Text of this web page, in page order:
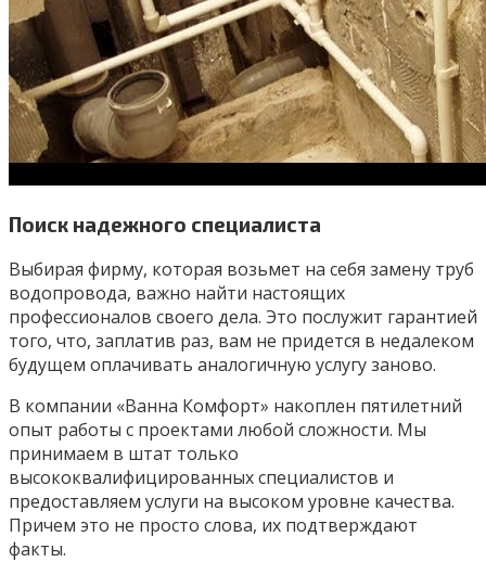
Поиск надежного специалиста
Выбирая фирму, которая возьмет на себя замену труб
водопровода, важно найти настоящих
профессионалов своего дела. Это послужит гарантией
того, что, заплатив раз, вам не придется в недалеком
будущем оплачивать аналогичную услугу заново.
В компании «Ванна Комфорт» накоплен пятилетний
опыт работы с проектами любой сложности. Мы
принимаем в штат только
высококвалифицированных специалистов и
предоставляем услуги на высоком уровне качества.
Причем это не просто слова, их подтверждают
факты.